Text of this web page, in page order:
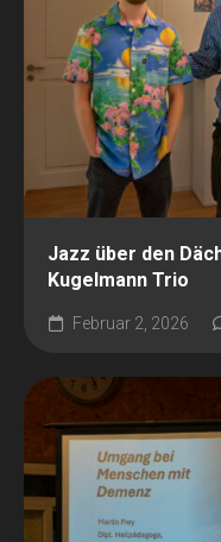
Jazz über den
Kugelmann Trio
Februar 2, 2026